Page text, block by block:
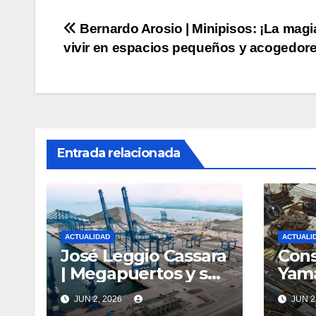
Navegación
entradas
Bernardo Arosio | Minipisos: ¡La
vivir en espacios pequeños y
Entrada relacionada
ACTUALIDAD
José Leggio Cassara
| Megapuertos y su
impacto en el
turismo y el
JUN 2, 2026
vida
JUN